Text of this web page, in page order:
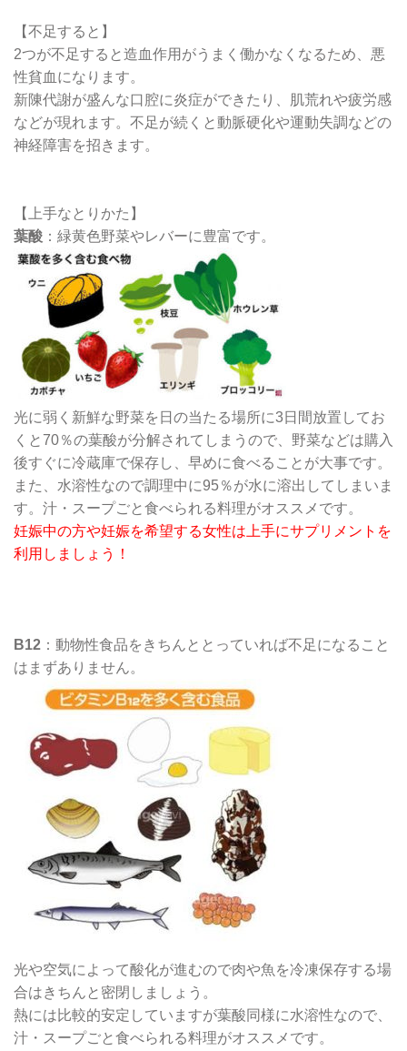
【不足すると】
2つが不足すると造血作用がうまく働かなくなるため、悪
性貧血になります。
新陳代謝が盛んな口腔に炎症ができたり、肌荒れや疲労感
などが現れます。不足が続くと動脈硬化や運動失調などの
神経障害を招きます。
【上手なとりかた】
葉酸 ：緑黄色野菜やレバーに豊富です。
光に弱く新鮮な野菜を日の当たる場所に3日間放置してお
くと70％の葉酸が分解されてしまうので、野菜などは購入
後すぐに冷蔵庫で保存し、早めに食べることが大事です。
また、水溶性なので調理中に95％が水に溶出してしまいま
す。汁・スープごと食べられる料理がオススメです。
妊娠中の方や妊娠を希望する女性は上手にサプリメントを
利用しましょう！
B12 ：動物性食品をきちんととっていれば不足になること
はまずありません。
光や空気によって酸化が進むので肉や魚を冷凍保存する場
合はきちんと密閉しましょう。
熱には比較的安定していますが葉酸同様に水溶性なので、
汁・スープごと食べられる料理がオススメです。